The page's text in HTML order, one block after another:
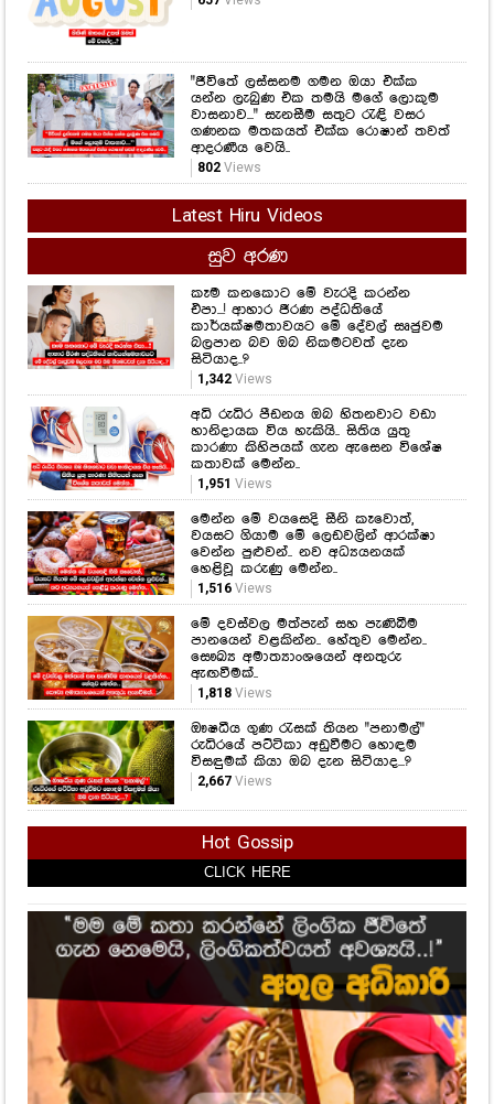
"ජීවිතේ ලස්සනම ගමන ඔයා එක්ක
යන්න ලැබුණ එක තමයි මගේ ලොකුම
වාසනාව..." සැනසීම සතුට රැඳි වසර
ගණනක මතකයත් එක්ක රොෂාන් තවත්
ආදරණීය වෙයි..
802Views
Latest Hiru Videos
සුව අරණ
කෑම කනකොට මේ වැරදි කරන්න
එපා...! ආහාර ජීරණ පද්ධතියේ
කාර්යක්ෂමතාවයට මේ දේවල් සෘජුවම
බලපාන බව ඔබ නිකමටවත් දැන
සිටියාද..?
1,342Views
අධි රුධිර පීඩනය ඔබ හිතනවාට වඩා
හානිදායක විය හැකියි.. සිතිය යුතු
කාරණා කිහිපයක් ගැන ඇසෙන විශේෂ
කතාවක් මෙන්න..
1,951 Views
මෙන්න මේ වයසෙදි සීනි කෑවොත්,
වයසට ගියාම මේ ලෙඩවලින් ආරක්ෂා
වෙන්න පුළුවන්.. නව අධ්‍යයනයක්
හෙළිවූ කරුණු මෙන්න..
1,516Views
මේ දවස්වල මත්පැන් සහ පැණිබීම
පානයෙන් වළකින්න.. හේතුව මෙන්න..
සෞඛ්‍ය අමාත්‍යාංශයෙන් අනතුරු
ඇඟවීමක්..
1,818Views
ඖෂධීය ගුණ රැසක් තියන "පනාමල්"
රුධිරයේ පට්ටිකා අඩුවීමට හොඳම
විසඳුමක් කියා ඔබ දැන සිටියාද...?
2,667Views
Hot Gossip
CLICK HERE